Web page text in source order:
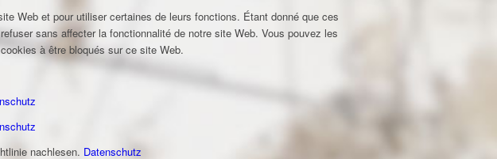
Web et pour utiliser certaines de leurs fonctions. Étant donné que ces
sans affecter la fonctionnalité de notre site Web. Vous pouvez les
à être bloqués sur ce site Web.
nachlesen. Datenschutz